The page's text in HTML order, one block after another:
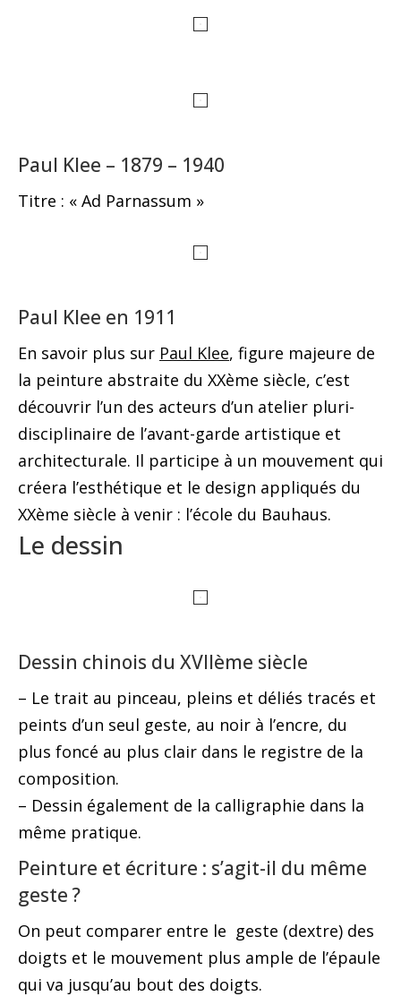
Paul Klee – 1879 – 1940
Titre : « Ad Parnassum »
Paul Klee en 1911
En savoir plus sur Paul Klee, figure majeure de
la peinture abstraite du XXème siècle, c’est
découvrir l’un des acteurs d’un atelier pluri-
disciplinaire de l’avant-garde artistique et
architecturale. Il participe à un mouvement qui
créera l’esthétique et le design appliqués du
XXème siècle à venir : l’école du Bauhaus.
Le dessin
Dessin chinois du XVIIème siècle
– Le trait au pinceau, pleins et déliés tracés et
peints d’un seul geste, au noir à l’encre, du
plus foncé au plus clair dans le registre de la
composition.
– Dessin également de la calligraphie dans la
même pratique.
Peinture et écriture : s’agit-il du même
geste ?
On peut comparer entre le geste (dextre) des
doigts et le mouvement plus ample de l’épaule
qui va jusqu’au bout des doigts.